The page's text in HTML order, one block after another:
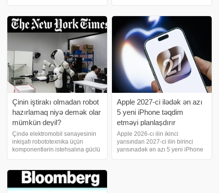
göndəriləcək. /
keçirilən İslam İnkişaf Bankının
İllik Toplantıları çərçivəsind
Çinin iştirakı olmadan robot
hazırlamaq niyə demək olar
mümkün deyil?
Çində elektromobil sənayesinin
inkişafı robototexnika üçün
komponentlərin istehsalına güclü
iştirakçılarının hələ təmin edə
bilmədiyi miqyasda və
qiymətlərlə istehsa
Apple 2027-ci ilədək ən azı
5 yeni iPhone təqdim
etməyi planlaşdırır
Apple 2026-cı ilin ikinci
yarısından 2027-ci ilin birinci
yarısınadək ən azı 5 yeni iPhone